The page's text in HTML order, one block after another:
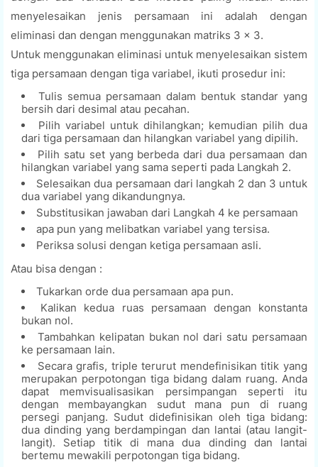
menyelesaikan jenis persamaan ini adalah dengan
eliminasi dan dengan menggunakan matriks 3 × 3.
Untuk menggunakan eliminasi untuk menyelesaikan sistem
tiga persamaan dengan tiga variabel, ikuti prosedur ini:
Tulis semua persamaan dalam bentuk standar yang
bersih dari desimal atau pecahan.
Pilih variabel untuk dihilangkan; kemudian pilih dua
dari tiga persamaan dan hilangkan variabel yang dipilih.
Pilih satu set yang berbeda dari dua persamaan dan
hilangkan variabel yang sama seperti pada Langkah 2.
Selesaikan dua persamaan dari langkah 2 dan 3 untuk
dua variabel yang dikandungnya.
Substitusikan jawaban dari Langkah 4 ke persamaan
apa pun yang melibatkan variabel yang tersisa.
Periksa solusi dengan ketiga persamaan asli.
Atau bisa dengan :
Tukarkan orde dua persamaan apa pun.
Kalikan kedua ruas persamaan dengan konstanta
bukan nol.
Tambahkan kelipatan bukan nol dari satu persamaan
ke persamaan lain.
Secara grafis, triple terurut mendefinisikan titik yang
merupakan perpotongan tiga bidang dalam ruang. Anda
dapat memvisualisasikan persimpangan seperti itu
dengan membayangkan sudut mana pun di ruang
persegi panjang. Sudut didefinisikan oleh tiga bidang:
dua dinding yang berdampingan dan lantai (atau langit-
langit). Setiap titik di mana dua dinding dan lantai
bertemu mewakili perpotongan tiga bidang.